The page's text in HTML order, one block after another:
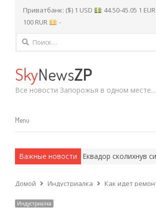
Приватбанк: ($) 1 USD : 44.50-45.05 1 EUR
100 RUR
: -
Найти:
SkyNewsZP
Все новости Запорожья в одном месте...
Menu
Menu
Важные новости
Колумбію та Еквадор сколихнув
Домой Индустриалка Как идет
Индустриалка